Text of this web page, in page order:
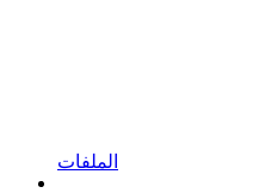
الملفات